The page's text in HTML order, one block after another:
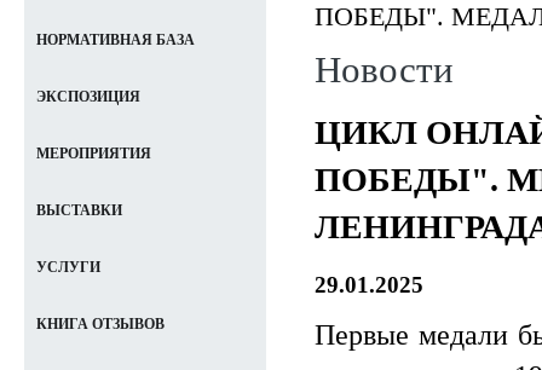
ПОБЕДЫ".
Новости
ЦИКЛ
ПОБЕДЫ".
29.01.2025
Первые медали
НОРМАТИВНАЯ БАЗА
ЭКСПОЗИЦИЯ
МЕРОПРИЯТИЯ
ВЫСТАВКИ
УСЛУГИ
КНИГА ОТЗЫВОВ